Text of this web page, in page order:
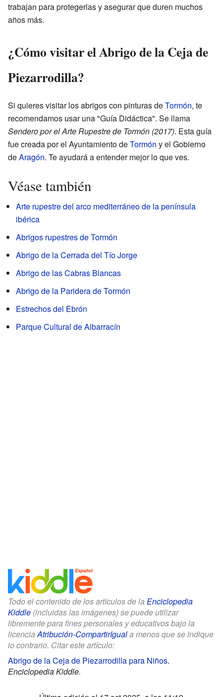
trabajan para protegerlas y asegurar que duren muchos
años más.
¿Cómo visitar el Abrigo de la Ceja de
Piezarrodilla?
Si quieres visitar los abrigos con pinturas deTormón, te
recomendamos usar una "Guía Didáctica". Se llama
Sendero por el Arte Rupestre de Tormón (2017). Esta guía
fue creada por el Ayuntamiento deTormón y el Gobierno
deAragón. Te ayudará a entender mejor lo que ves.
Véase también
Arte rupestre del arco mediterráneo de la península
ibérica
Abrigos rupestres de Tormón
Abrigo de la Cerrada del Tío Jorge
Abrigo de las Cabras Blancas
Abrigo de la Paridera de Tormón
Estrechos del Ebrón
Parque Cultural de Albarracín
Todo el contenido de los artículos de la Enciclopedia
Kiddle (incluidas las imágenes) se puede utilizar
libremente para fines personales y educativos bajo la
licenciaAtribución-CompartirIguala menos que se indique
lo contrario. Citar este artículo:
Abrigo de la Ceja de Piezarrodilla para Niños.
Enciclopedia Kiddle.